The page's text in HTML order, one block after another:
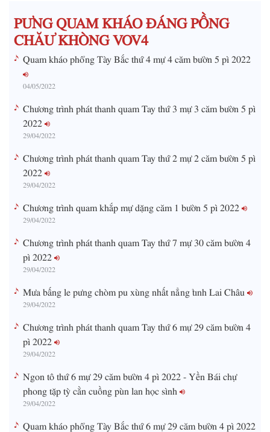
e
PƯNG QUAM KHÁO ĐÁNG PỒNG
CHĂƯ KHÒNG VOV4
Quam kháo phổng Tày Bắc thứ 4 mự 4 căm bườn 5 pì 2022
04/05/2022
Chương trình phát thanh quam Tay thứ 3 mự 3 căm bườn 5 pì
2022
29/04/2022
Chương trình phát thanh quam Tay thứ 2 mự 2 căm bườn 5 pì
2022
29/04/2022
Chương trình quam khắp mự dặng căm 1 bườn 5 pì 2022
29/04/2022
Chương trình phát thanh quam Tay thứ 7 mự 30 căm bườn 4
pì 2022
29/04/2022
Mưa bấng le pưng chòm pu xùng nhất nẳng tỉnh Lai Châu
29/04/2022
Chương trình phát thanh quam Tay thứ 6 mự 29 căm bườn 4
pì 2022
29/04/2022
Ngon tô thứ 6 mự 29 căm bườn 4 pì 2022 - Yền Bái chự
phong tặp tỳ cằn cuồng pùn lan học sình
29/04/2022
Quam kháo phổng Tày Bắc thứ 6 mự 29 căm bườn 4 pì 2022